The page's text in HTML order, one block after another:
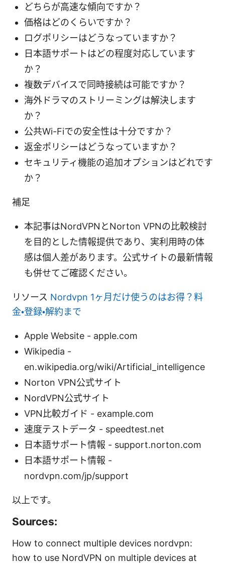
どちらが高速な傾向ですか？
価格はどのくらいですか？
ログポリシーはどうなっていますか？
日本語サポートはどの程度対応しています
か？
複数デバイスで同時接続は可能ですか？
海外ドラマのストリーミングは解決します
か？
公共Wi-Fiでの安全性は十分ですか？
返金ポリシーはどうなっていますか？
セキュリティ機能の追加オプションはどれです
か？
補足
本記事はNordVPNとNorton VPNの比較検討
を目的とした情報提供であり、実利用時の体
感は個人差があります。公式サイトの最新情報
も併せてご確認ください。
リソース Nordvpn 1ヶ月だけ使うのはお得？料
金・登録・解約まで
Apple Website - apple.com
Wikipedia -
en.wikipedia.org/wiki/Artificial_intelligence
Norton VPN公式サイト
NordVPN公式サイト
VPN比較ガイド - example.com
速度テストデータ - speedtest.net
日本語サポート情報 - support.norton.com
日本語サポート情報 -
nordvpn.com/jp/support
以上です。
Sources:
How to connect multiple devices nordvpn:
how to use NordVPN on multiple devices at